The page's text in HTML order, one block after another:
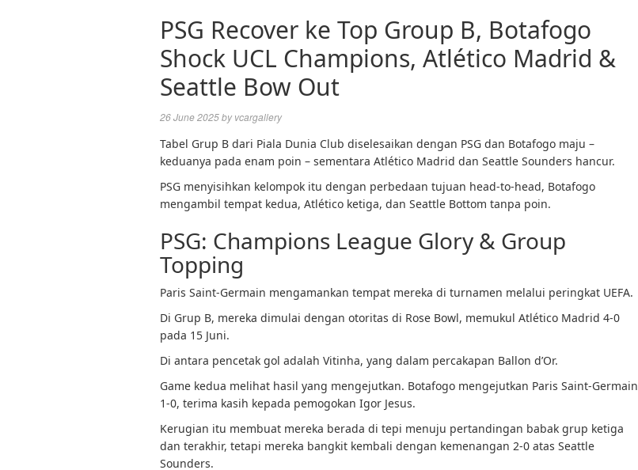
PSG Recover ke Top Group B, Botafogo
Shock UCL Champions, Atlético Madrid &
Seattle Bow Out
26 June 2025by vcargallery
Tabel Grup B dari Piala Dunia Club diselesaikan dengan PSG dan Botafogo maju –
keduanya pada enam poin – sementara Atlético Madrid dan Seattle Sounders hancur.
PSG menyisihkan kelompok itu dengan perbedaan tujuan head-to-head, Botafogo
mengambil tempat kedua, Atlético ketiga, dan Seattle Bottom tanpa poin.
PSG: Champions League Glory & Group
Topping
Paris Saint-Germain mengamankan tempat mereka di turnamen melalui peringkat UEFA.
Di Grup B, mereka dimulai dengan otoritas di Rose Bowl, memukul Atlético Madrid 4-0
pada 15 Juni.
Di antara pencetak gol adalah Vitinha, yang dalam percakapan Ballon d’Or.
Game kedua melihat hasil yang mengejutkan. Botafogo mengejutkan Paris Saint-Germain
1-0, terima kasih kepada pemogokan Igor Jesus.
Kerugian itu membuat mereka berada di tepi menuju pertandingan babak grup ketiga
dan terakhir, tetapi mereka bangkit kembali dengan kemenangan 2-0 atas Seattle
Sounders.